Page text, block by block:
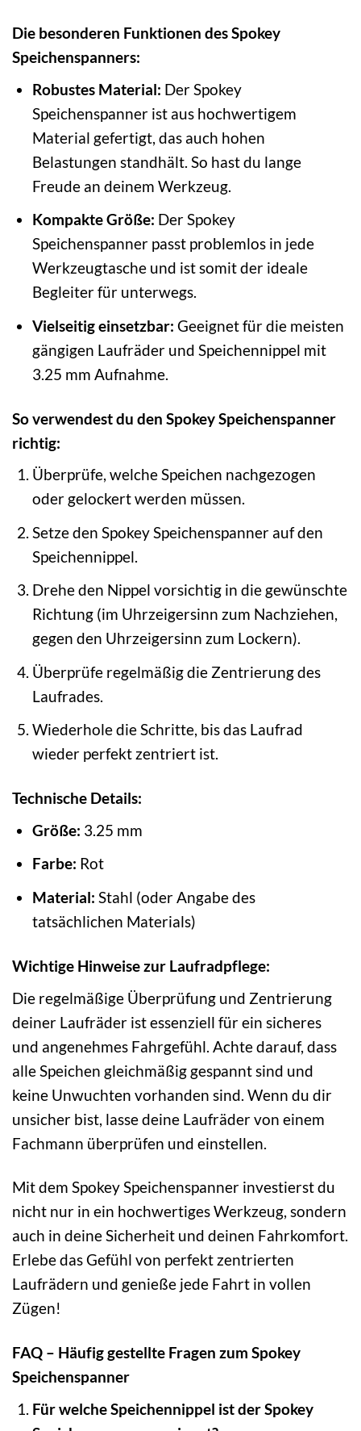
Die besonderen Funktionen des Spokey
Speichenspanners:
Robustes Material: Der Spokey
Speichenspanner ist aus hochwertigem
Material gefertigt, das auch hohen
Belastungen standhält. So hast du lange
Freude an deinem Werkzeug.
Kompakte Größe: Der Spokey
Speichenspanner passt problemlos in jede
Werkzeugtasche und ist somit der ideale
Begleiter für unterwegs.
Vielseitig einsetzbar: Geeignet für die meisten
gängigen Laufräder und Speichennippel mit
3.25 mm Aufnahme.
So verwendest du den Spokey Speichenspanner
richtig:
Überprüfe, welche Speichen nachgezogen
oder gelockert werden müssen.
Setze den Spokey Speichenspanner auf den
Speichennippel.
Drehe den Nippel vorsichtig in die gewünschte
Richtung (im Uhrzeigersinn zum Nachziehen,
gegen den Uhrzeigersinn zum Lockern).
Überprüfe regelmäßig die Zentrierung des
Laufrades.
Wiederhole die Schritte, bis das Laufrad
wieder perfekt zentriert ist.
Technische Details:
Größe: 3.25 mm
Farbe: Rot
Material: Stahl (oder Angabe des
tatsächlichen Materials)
Wichtige Hinweise zur Laufradpflege:
Die regelmäßige Überprüfung und Zentrierung
deiner Laufräder ist essenziell für ein sicheres
und angenehmes Fahrgefühl. Achte darauf, dass
alle Speichen gleichmäßig gespannt sind und
keine Unwuchten vorhanden sind. Wenn du dir
unsicher bist, lasse deine Laufräder von einem
Fachmann überprüfen und einstellen.
Mit dem Spokey Speichenspanner investierst du
nicht nur in ein hochwertiges Werkzeug, sondern
auch in deine Sicherheit und deinen Fahrkomfort.
Erlebe das Gefühl von perfekt zentrierten
Laufrädern und genieße jede Fahrt in vollen
Zügen!
FAQ – Häufig gestellte Fragen zum Spokey
Speichenspanner
Für welche Speichennippel ist der Spokey